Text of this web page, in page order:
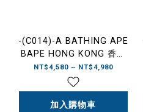
-(C014)-A BATHING APE
BAPE HONG KONG 香港
20 週年限定 RX-7 模型車
黑紫迷
彩-001FGM221301M
NT$4,580 ~ NT$4,980
加入購物車